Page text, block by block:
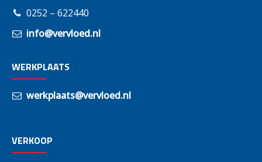
0252 – 622440
info@vervloed.nl
WERKPLAATS
werkplaats@vervloed.nl
VERKOOP